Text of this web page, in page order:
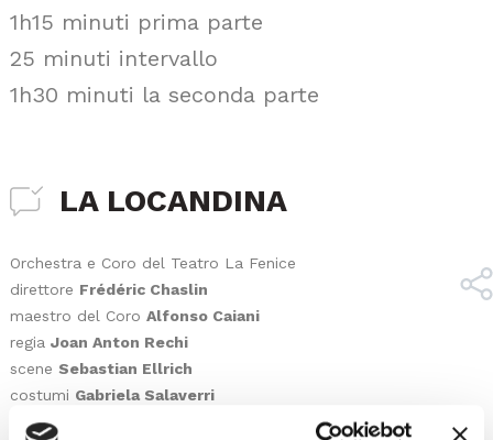
1h15 minuti prima parte
25 minuti intervallo
1h30 minuti la seconda parte
LA LOCANDINA
Orchestra e Coro del Teatro La Fenice
direttore Frédéric Chaslin
maestro del Coro Alfonso Caiani
regia Joan Anton Rechi
scene Sebastian Ellrich
costumi Gabriela Salaverri
light designer